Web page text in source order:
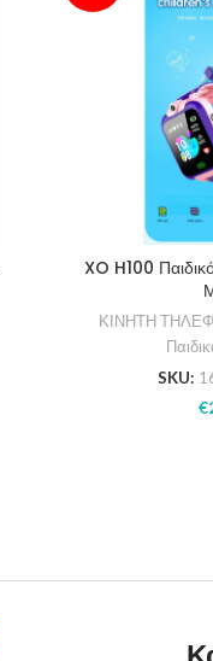
XO H100
ΚΙΝΗΤΗ
SKU:
€